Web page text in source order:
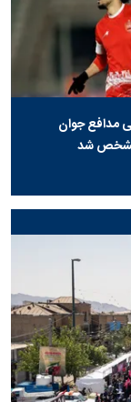
مدافع جوان
شد